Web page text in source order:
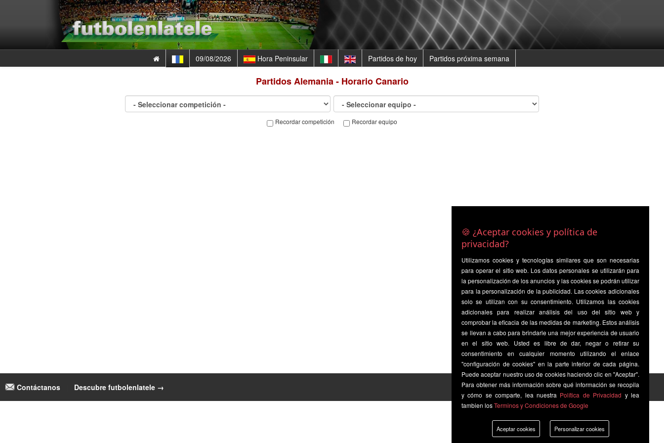
09/08/2026 Hora Peninsular Partidos de hoy Partidos próxima semana
PartidosAlemania - Horario Canario
Recordar competición Recordar equipo
Contáctanos Descubre futbolenlatele →
🍪 ¿Aceptar cookies y política de
privacidad?
Utilizamos cookies y tecnologías similares que son necesarias
para operar el sitio web. Los datos personales se utilizarán para
la personalización de los anuncios y las cookies se podrán utilizar
para la personalización de la publicidad. Las cookies adicionales
solo se utilizan con su consentimiento. Utilizamos las cookies
adicionales para realizar análisis del uso del sitio web y
comprobar la eficacia de las medidas de marketing. Estos análisis
se llevan a cabo para brindarle una mejor experiencia de usuario
en el sitio web. Usted es libre de dar, negar o retirar su
consentimiento en cualquier momento utilizando el enlace
"configuración de cookies" en la parte inferior de cada página.
Puede aceptar nuestro uso de cookies haciendo clic en "Aceptar".
Para obtener más información sobre qué información se recopila
y cómo se comparte, lea nuestra Política de Privacidad y lea
tambien losTerminos y Condiciones de Google
Aceptar cookies Personalizar cookies